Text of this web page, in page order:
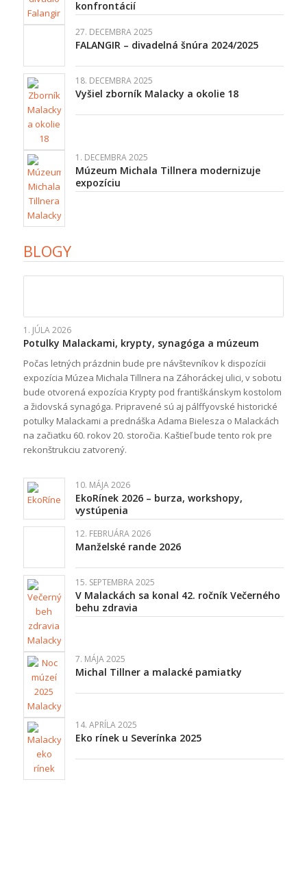
konfrontácií
27. DECEMBRA 2025
FALANGIR – divadelná šnúra 2024/2025
18. DECEMBRA 2025
Vyšiel zborník Malacky a okolie 18
1. DECEMBRA 2025
Múzeum Michala Tillnera modernizuje
expozíciu
BLOGY
1. JÚLA 2026
Potulky Malackami, krypty, synagóga a múzeum
Počas letných prázdnin bude pre návštevníkov k dispozícii
expozícia Múzea Michala Tillnera na Záhoráckej ulici, v sobotu
bude otvorená expozícia Krypty pod františkánskym kostolom
a židovská synagóga. Pripravené sú aj pálffyovské historické
potulky Malackami a prednáška Adama Bielesza o Malackách
na začiatku 60. rokov 20. storočia. Kaštieľ bude tento rok pre
rekonštrukciu zatvorený.
10. MÁJA 2026
EkoRínek 2026 – burza, workshopy,
vystúpenia
12. FEBRUÁRA 2026
Manželské rande 2026
15. SEPTEMBRA 2025
V Malackách sa konal 42. ročník Večerného
behu zdravia
7. MÁJA 2025
Michal Tillner a malacké pamiatky
14. APRÍLA 2025
Eko rínek u Severínka 2025